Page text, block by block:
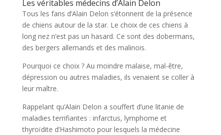
Les véritables médecins d’Alain Delon
Tous les fans d’Alain Delon s’étonnent de la présence
de chiens autour de la star. Le choix de ces chiens à
long nez n’est pas un hasard. Ce sont des dobermans,
des bergers allemands et des malinois.
Pourquoi ce choix ? Au moindre malaise, mal-être,
dépression ou autres maladies, ils venaient se coller à
leur maître.
Rappelant qu’Alain Delon a souffert d’une litanie de
maladies terrifiantes : infarctus, lymphome et
thyroïdite d’Hashimoto pour lesquels la médecine